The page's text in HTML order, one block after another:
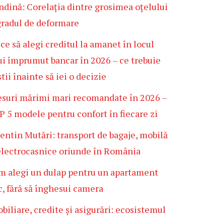
Corelația dintre grosimea oțelului
de deformare
să alegi creditul la amanet în locul
împrumut bancar în 2026 – ce trebuie
înainte să iei o decizie
mărimi mari recomandate în 2026 –
5 modele pentru confort în fiecare zi
Mutări: transport de bagaje, mobilă
oriunde în România
alegi un dulap pentru un apartament
fără să înghesui camera
credite și asigurări: ecosistemul